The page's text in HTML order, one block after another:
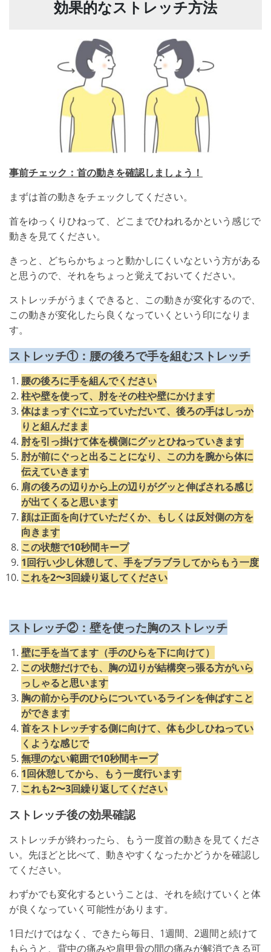
効果的なストレッチ方法
事前チェック：首の動きを確認しましょう！
まずは首の動きをチェックしてください。
首をゆっくりひねって、どこまでひねれるかという感じで
動きを見てください。
きっと、どちらかちょっと動かしにくいなという方がある
と思うので、それをちょっと覚えておいてください。
ストレッチがうまくできると、この動きが変化するので、
この動きが変化したら良くなっていくという印になりま
す。
ストレッチ①：腰の後ろで手を組むストレッチ
腰の後ろに手を組んでください
柱や壁を使って、肘をその柱や壁にかけます
体はまっすぐに立っていただいて、後ろの手はしっか
りと組んだまま
肘を引っ掛けて体を横側にグッとひねっていきます
肘が前にぐっと出ることになり、この力を腕から体に
伝えていきます
肩の後ろの辺りから上の辺りがグッと伸ばされる感じ
が出てくると思います
顔は正面を向けていただくか、もしくは反対側の方を
向きます
この状態で10秒間キープ
1回行い少し休憩して、手をブラブラしてからもう一度
これを2〜3回繰り返してください
ストレッチ②：壁を使った胸のストレッチ
壁に手を当てます（手のひらを下に向けて）
この状態だけでも、胸の辺りが結構突っ張る方がいら
っしゃると思います
胸の前から手のひらについているラインを伸ばすこと
ができます
首をストレッチする側に向けて、体も少しひねってい
くような感じで
無理のない範囲で10秒間キープ
1回休憩してから、もう一度行います
これも2〜3回繰り返してください
ストレッチ後の効果確認
ストレッチが終わったら、もう一度首の動きを見てくださ
い。先ほどと比べて、動きやすくなったかどうかを確認し
てください。
わずかでも変化するということは、それを続けていくと体
が良くなっていく可能性があります。
1日だけではなく、できたら毎日、1週間、2週間と続けて
もらうと、背中の痛みや肩甲骨の間の痛みが解消できる可